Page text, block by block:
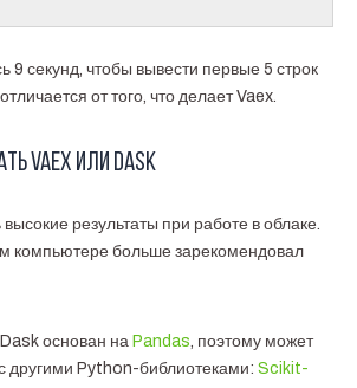
9 секунд, чтобы вывести первые 5 строк
от того, что делает Vaex.
Vaex или Dask
результаты при работе в облаке.
компьютере больше зарекомендовал
основан на Pandas , поэтому может
другими Python-библиотеками: Scikit-